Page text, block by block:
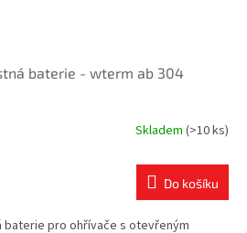
baterie - wterm ab 304
Skladem (>10 ks)
Do košíku
pro ohřívače s otevřeným